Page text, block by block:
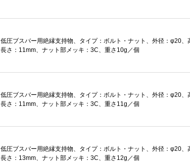
低圧ブスバー用絶縁支持物、タイプ：ボルト・ナット、外径：φ20、
長さ：11mm、ナット部メッキ：3C、重さ10g／個
低圧ブスバー用絶縁支持物、タイプ：ボルト・ナット、外径：φ20、
長さ：11mm、ナット部メッキ：3C、重さ11g／個
低圧ブスバー用絶縁支持物、タイプ：ボルト・ナット、外径：φ20、
長さ：13mm、ナット部メッキ：3C、重さ12g／個